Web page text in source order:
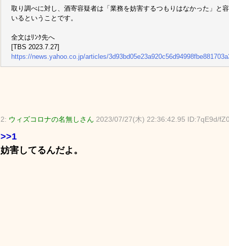
取り調べに対し、酒寄容疑者は「業務を妨害するつもりはなかった」と
いるということです。
全文はﾘﾝｸ先へ
[TBS 2023.7.27]
https://news.yahoo.co.jp/articles/
2: ウィズコロナの名無しさん 2023/07/27(木) 22:36:42.95 ID:7qE9d/fZ0
>>1
妨害してるんだよ。